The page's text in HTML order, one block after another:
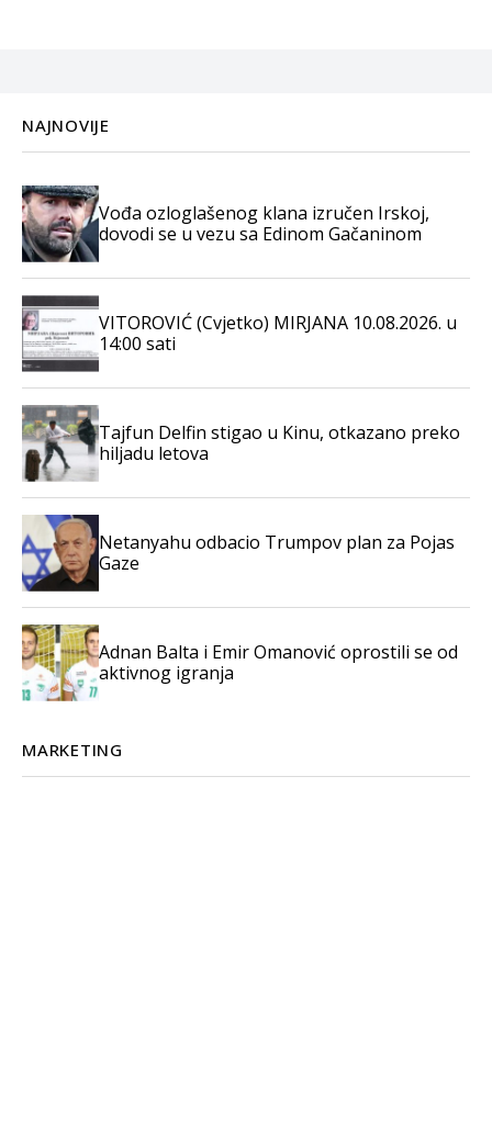
NAJNOVIJE
Vođa ozloglašenog klana izručen Irskoj,
dovodi se u vezu sa Edinom Gačaninom
VITOROVIĆ (Cvjetko) MIRJANA 10.08.2026. u
14:00 sati
Tajfun Delfin stigao u Kinu, otkazano preko
hiljadu letova
Netanyahu odbacio Trumpov plan za Pojas
Gaze
Adnan Balta i Emir Omanović oprostili se od
aktivnog igranja
MARKETING